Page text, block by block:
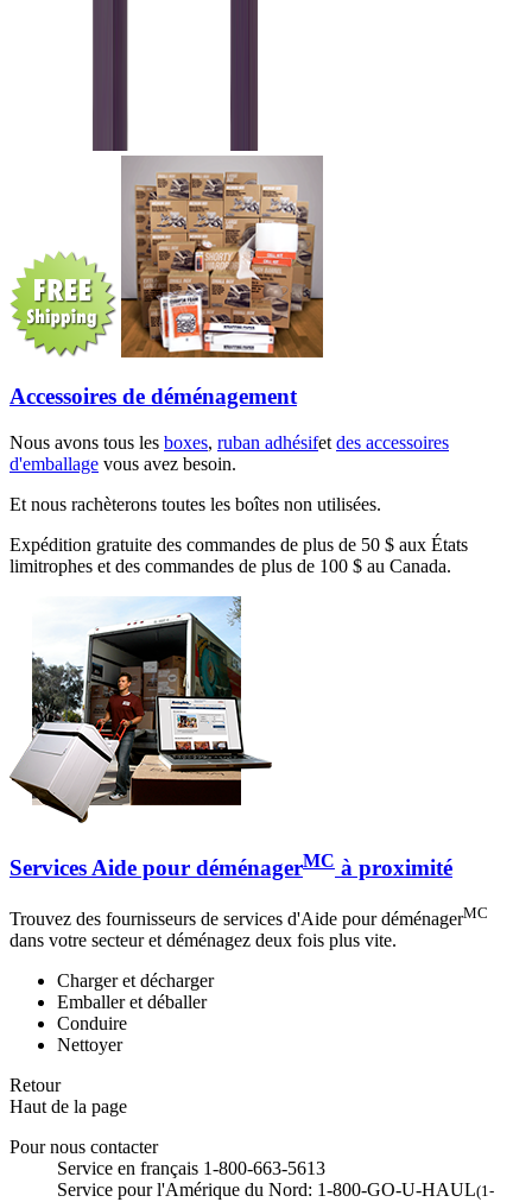
Accessoires de déménagement
Nous avons tous les boxes, ruban adhésifet des accessoires
d'emballage vous avez besoin.
Et nous rachèterons toutes les boîtes non utilisées.
Expédition gratuite des commandes de plus de 50 $ aux États
limitrophes et des commandes de plus de 100 $ au Canada.
Services Aide pour déménagerMC à proximité
Trouvez des fournisseurs de services d'Aide pour déménagerMC
dans votre secteur et déménagez deux fois plus vite.
Charger et décharger
Emballer et déballer
Conduire
Nettoyer
Retour
Haut de la page
Pour nous contacter
Service en français 1-800-663-5613
Service pour l'Amérique du Nord: 1-800-GO-U-HAUL(1-